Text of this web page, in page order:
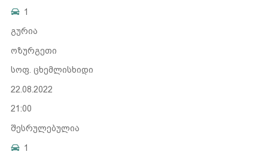
1
გურია
ოზურგეთი
სოფ. ცხემლისხიდი
22.08.2022
21:00
შესრულებულია
1